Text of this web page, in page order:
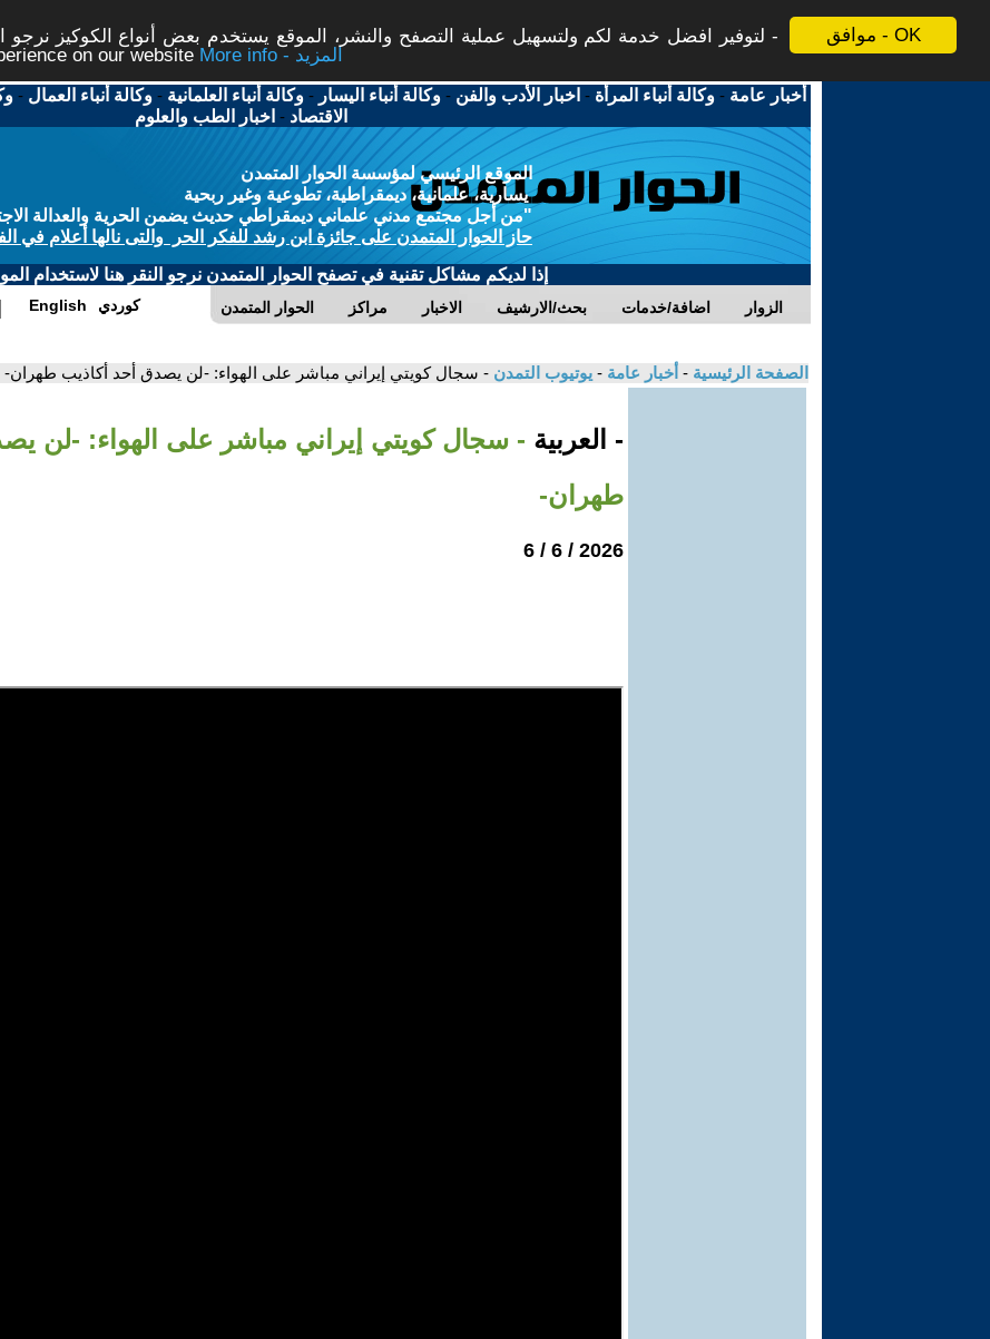
موافق - OK
لتوفير افضل خدمة لكم ولتسهيل عملية التصفح والنشر، الموقع يستخدم بعض أنواع الكوكيز
on our website
More info - المزيد
أخبار عامة -وكالة أنباء المرأة - اخبار الأدب والفن -وكالة أنباء اليسار -وكالة أنباء العلمانية -وكالة أنباء العمال -
الاقتصاد - اخبار الطب والعلوم
الموقع الرئيسي لمؤسسة الحوار المتمدن
يسارية، علمانية، ديمقراطية، تطوعية وغير ربحية
"من أجل مجتمع مدني علماني ديمقراطي حديث يضمن الحرية والعدالة
حاز الحوار المتمدن على جائزة ابن رشد للفكر الحر والتى نالها أعلام في
إذا لديكم مشاكل تقنية في تصفح الحوار المتمدن نرجو النقر هنا لاستخدام
الحوار المتمدن مراكز الاخبار بحث/الارشيف اضافة/خدمات الزوار English كوردي
الصفحة الرئيسية - أخبار عامة - يوتيوب التمدن - سجال كويتي إيراني مباشر على الهواء: -لن يصدق أحد أكاذيب طهران-
- العربية - سجال كويتي إيراني مباشر على الهواء: -لن
طهران-
2026 / 6 / 6